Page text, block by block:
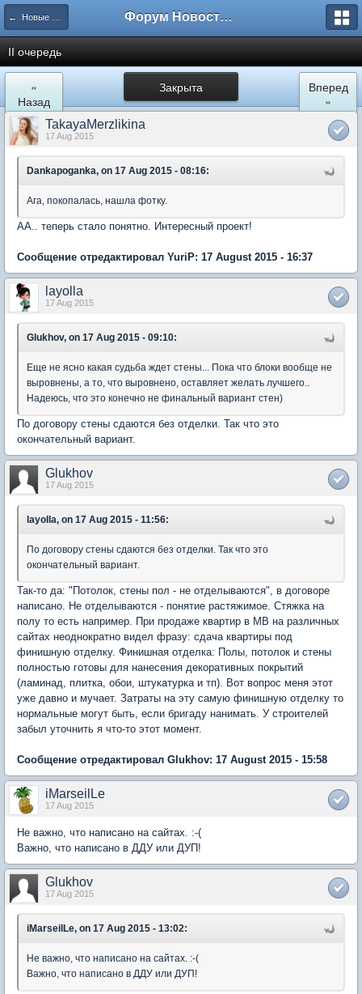
← Новые Водники Форум Новостройки
II очередь
Закрыта
«
Назад
Вперед
»
TakayaMerzlikina
17 Aug 2015
Dankapoganka, on 17 Aug 2015 - 08:16:
Ага, покопалась, нашла фотку.
АА.. теперь стало понятно. Интересный проект!
Сообщение отредактировал YuriP: 17 August 2015 - 16:37
layolla
17 Aug 2015
Glukhov, on 17 Aug 2015 - 09:10:
Еще не ясно какая судьба ждет стены... Пока что блоки вообще не
выровнены, а то, что выровнено, оставляет желать лучшего..
Надеюсь, что это конечно не финальный вариант стен)
По договору стены сдаются без отделки. Так что это
окончательный вариант.
Glukhov
17 Aug 2015
layolla, on 17 Aug 2015 - 11:56:
По договору стены сдаются без отделки. Так что это
окончательный вариант.
Так-то да: "Потолок, стены пол - не отделываются", в договоре
написано. Не отделываются - понятие растяжимое. Стяжка на
полу то есть например. При продаже квартир в МВ на различных
сайтах неоднократно видел фразу: сдача квартиры под
финишную отделку. Финишная отделка: Полы, потолок и стены
полностью готовы для нанесения декоративных покрытий
(ламинад, плитка, обои, штукатурка и тп). Вот вопрос меня этот
уже давно и мучает. Затраты на эту самую финишную отделку то
нормальные могут быть, если бригаду нанимать. У строителей
забыл уточнить я что-то этот момент.
Сообщение отредактировал Glukhov: 17 August 2015 - 15:58
iMarseilLe
17 Aug 2015
Не важно, что написано на сайтах. :-(
Важно, что написано в ДДУ или ДУП!
Glukhov
17 Aug 2015
iMarseilLe, on 17 Aug 2015 - 13:02:
Не важно, что написано на сайтах. :-(
Важно, что написано в ДДУ или ДУП!